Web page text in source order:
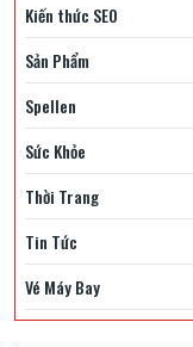
Kiến thức SEO
Sản Phẩm
Spellen
Sức Khỏe
Thời Trang
Tin Tức
Vé Máy Bay